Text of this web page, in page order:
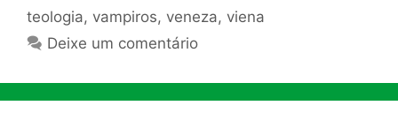
teologia, vampiros, veneza, viena
Deixe um comentário